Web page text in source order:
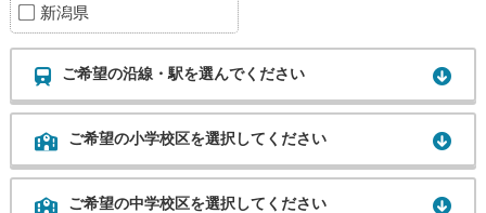
新潟県
ご希望の沿線・駅を選んでください
ご希望の小学校区を選択してください
ご希望の中学校区を選択してください